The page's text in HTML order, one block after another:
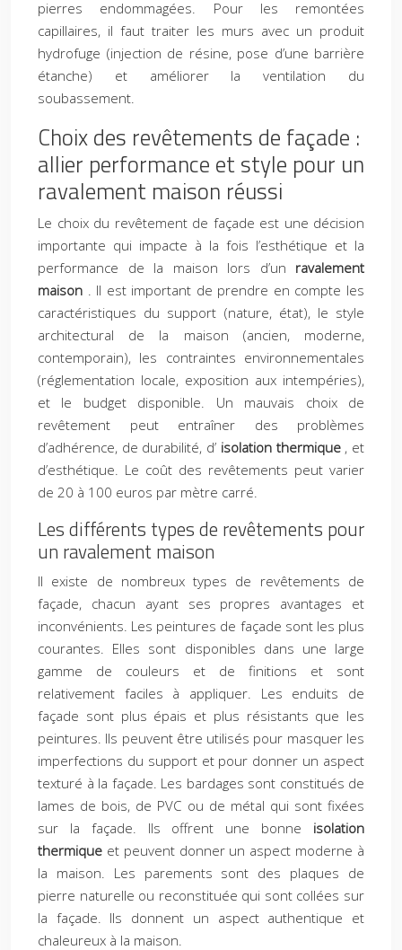
pierres endommagées. Pour les remontées
capillaires, il faut traiter les murs avec un produit
hydrofuge (injection de résine, pose d’une barrière
étanche) et améliorer la ventilation du
soubassement.
Choix des revêtements de façade :
allier performance et style pour un
ravalement maison réussi
Le choix du revêtement de façade est une décision
importante qui impacte à la fois l’esthétique et la
performance de la maison lors d’un ravalement
maison . Il est important de prendre en compte les
caractéristiques du support (nature, état), le style
architectural de la maison (ancien, moderne,
contemporain), les contraintes environnementales
(réglementation locale, exposition aux intempéries),
et le budget disponible. Un mauvais choix de
revêtement peut entraîner des problèmes
d’adhérence, de durabilité, d’ isolation thermique , et
d’esthétique. Le coût des revêtements peut varier
de 20 à 100 euros par mètre carré.
Les différents types de revêtements pour
un ravalement maison
Il existe de nombreux types de revêtements de
façade, chacun ayant ses propres avantages et
inconvénients. Les peintures de façade sont les plus
courantes. Elles sont disponibles dans une large
gamme de couleurs et de finitions et sont
relativement faciles à appliquer. Les enduits de
façade sont plus épais et plus résistants que les
peintures. Ils peuvent être utilisés pour masquer les
imperfections du support et pour donner un aspect
texturé à la façade. Les bardages sont constitués de
lames de bois, de PVC ou de métal qui sont fixées
sur la façade. Ils offrent une bonne isolation
thermique et peuvent donner un aspect moderne à
la maison. Les parements sont des plaques de
pierre naturelle ou reconstituée qui sont collées sur
la façade. Ils donnent un aspect authentique et
chaleureux à la maison.